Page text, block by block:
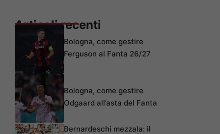
Articoli recenti
Bologna, come gestire
Ferguson al Fanta 26/27
Bologna, come gestire
Odgaard all’asta del Fanta
Bernardeschi mezzala: il